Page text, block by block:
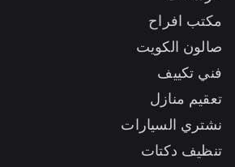
مكتب افراح
صالون الكويت
فني تكييف
تعقيم منازل
نشتري السيارات
تنظيف دكتات